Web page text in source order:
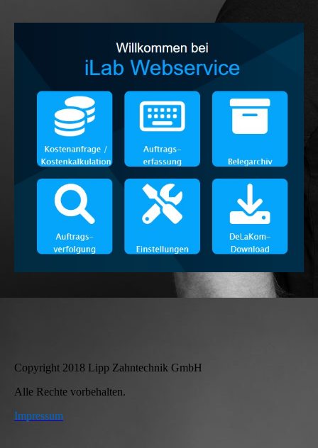
Copyright 2018 Lipp Zahntechnik GmbH
Alle Rechte vorbehalten.
Impressum